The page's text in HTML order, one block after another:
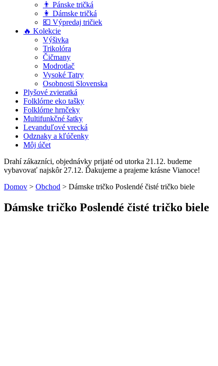
👨 Pánske tričká
👩 Dámske tričká
💶 Výpredaj tričiek
🔥 Kolekcie
Výšivka
Trikolóra
Čičmany
Modrotlač
Vysoké Tatry
Osobnosti Slovenska
Plyšové zvieratká
Folklórne eko tašky
Folklórne hrnčeky
Multifunkčné šatky
Levanduľové vrecká
Odznaky a kľúčenky
Môj účet
Drahí zákazníci, objednávky prijaté od utorka 21.12. budeme
vybavovať najskôr 27.12. Ďakujeme a prajeme krásne Vianoce!
Domov > Obchod > Dámske tričko Poslendé čisté tričko biele
Dámske tričko Poslendé čisté tričko biele